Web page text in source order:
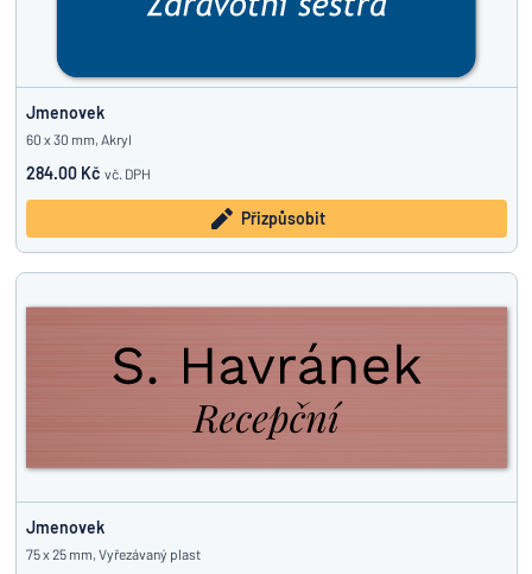
Jmenovek
60 x 30 mm, Akryl
284.00 Kč vč. DPH
Přizpůsobit
Jmenovek
75 x 25 mm, Vyřezávaný plast